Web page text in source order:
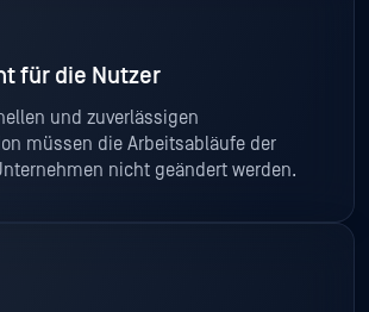
für die Nutzer
und zuverlässigen
müssen die Arbeitsabläufe der
nicht geändert werden.